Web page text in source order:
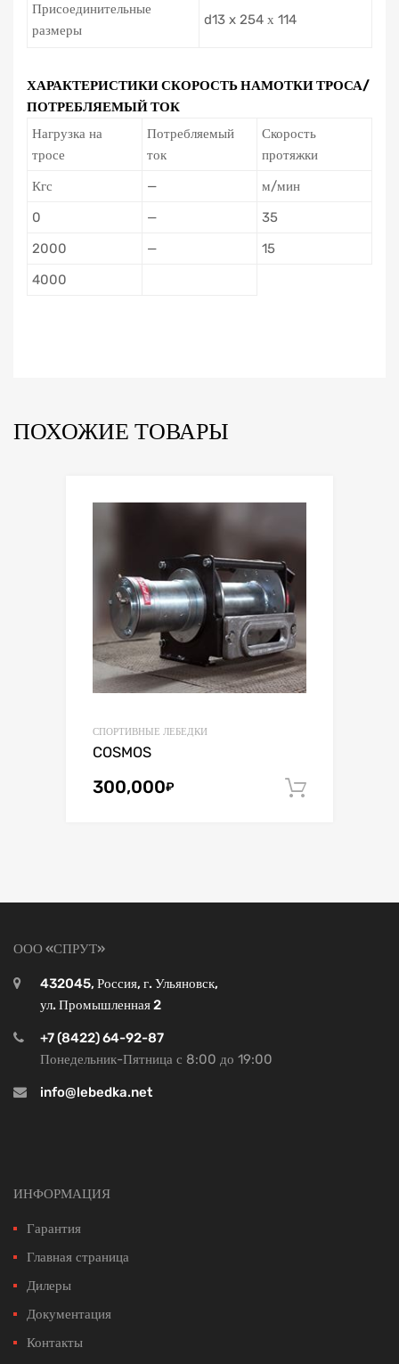
Присоединительные
размеры
d13 x 254 х 114
ХАРАКТЕРИСТИКИ СКОРОСТЬ НАМОТКИ ТРОСА/
ПОТРЕБЛЯЕМЫЙ ТОК
Нагрузка на
тросе
Потребляемый
ток
Скорость
протяжки
Кгс
—
м/мин
0
—
35
2000
—
15
4000
ПОХОЖИЕ ТОВАРЫ
СПОРТИВНЫЕ ЛЕБЕДКИ
COSMOS
300,000₽
ООО «СПРУТ»
432045, Россия, г. Ульяновск,
ул. Промышленная 2
+7 (8422) 64-92-87
Понедельник-Пятница с 8:00 до 19:00
info@lebedka.net
ИНФОРМАЦИЯ
Гарантия
Главная страница
Дилеры
Документация
Контакты